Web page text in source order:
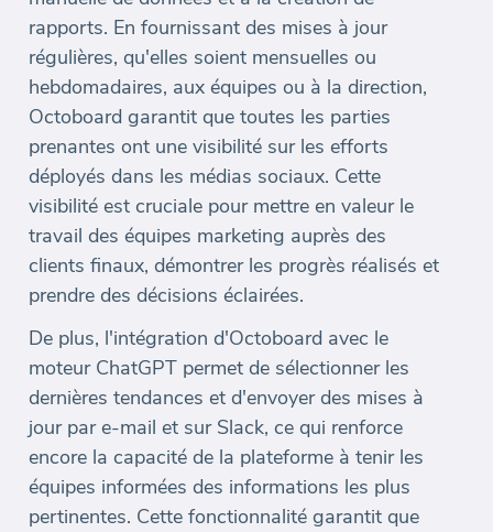
rapports. En fournissant des mises à jour
régulières, qu'elles soient mensuelles ou
hebdomadaires, aux équipes ou à la direction,
Octoboard garantit que toutes les parties
prenantes ont une visibilité sur les efforts
déployés dans les médias sociaux. Cette
visibilité est cruciale pour mettre en valeur le
travail des équipes marketing auprès des
clients finaux, démontrer les progrès réalisés et
prendre des décisions éclairées.
De plus, l'intégration d'Octoboard avec le
moteur ChatGPT permet de sélectionner les
dernières tendances et d'envoyer des mises à
jour par e-mail et sur Slack, ce qui renforce
encore la capacité de la plateforme à tenir les
équipes informées des informations les plus
pertinentes. Cette fonctionnalité garantit que